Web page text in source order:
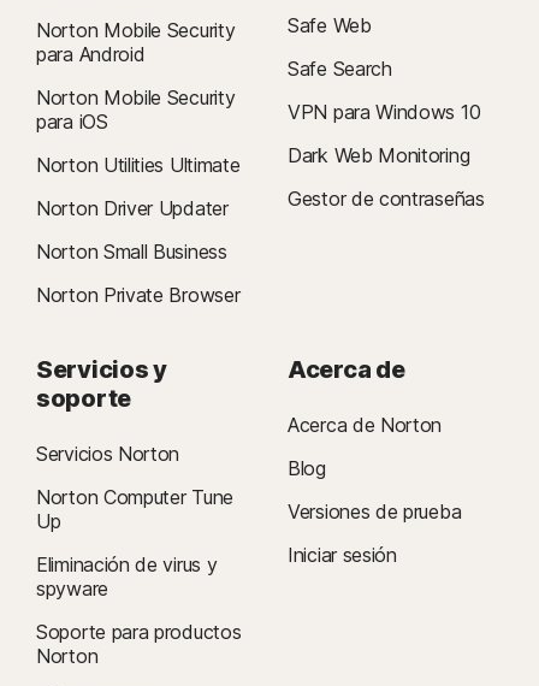
Norton Mobile Security
para Android
Norton Mobile Security
para iOS
Norton Utilities Ultimate
Norton Driver Updater
Norton Small Business
Norton Private Browser
Safe Web
Safe Search
VPN para Windows 10
Dark Web Monitoring
Gestor de contraseñas
Servicios y
soporte
Servicios Norton
Norton Computer Tune
Up
Eliminación de virus y
spyware
Soporte para productos
Norton
Acerca de
Acerca de Norton
Blog
Versiones de prueba
Iniciar sesión